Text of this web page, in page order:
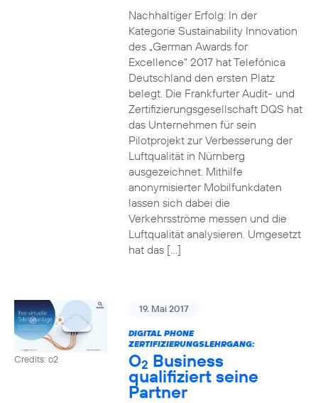
Nachhaltiger Erfolg: In der
Kategorie Sustainability Innovation
des „German Awards for
Excellence“ 2017 hat Telefónica
Deutschland den ersten Platz
belegt. Die Frankfurter Audit- und
Zertifizierungsgesellschaft DQS hat
das Unternehmen für sein
Pilotprojekt zur Verbesserung der
Luftqualität in Nürnberg
ausgezeichnet. Mithilfe
anonymisierter Mobilfunkdaten
lassen sich dabei die
Verkehrsströme messen und die
Luftqualität analysieren. Umgesetzt
hat das […]
Credits: o2
19. Mai 2017
DIGITAL PHONE
ZERTIFIZIERUNGSLEHRGANG:
O2 Business
qualifiziert seine
Partner